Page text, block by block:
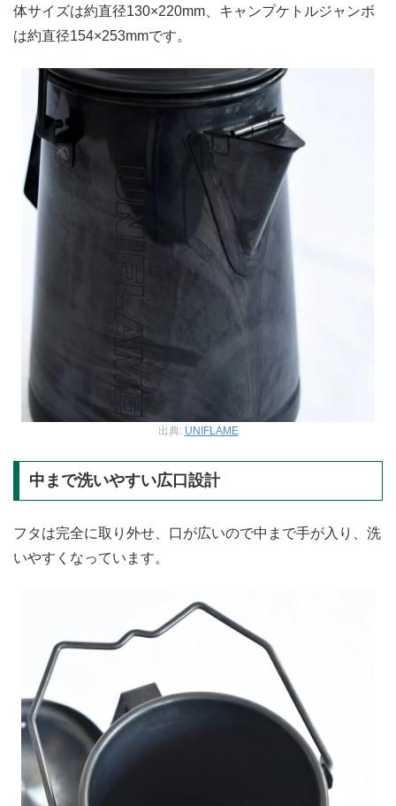
体サイズは約直径130×220mm、キャンプケトルジャンボ
は約直径154×253mmです。
出典: UNIFLAME
中まで洗いやすい広口設計
フタは完全に取り外せ、口が広いので中まで手が入り、洗
いやすくなっています。